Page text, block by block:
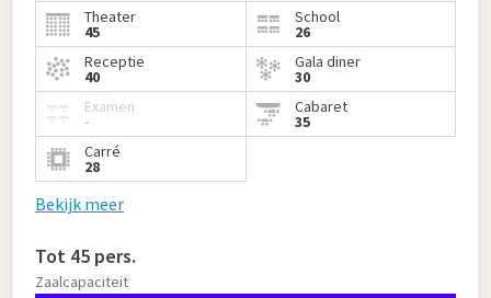
Theater
45
School
26
Receptie
40
Gala diner
30
Examen
-
Cabaret
35
Carré
28
Bekijk meer
Tot 45 pers.
Zaalcapaciteit